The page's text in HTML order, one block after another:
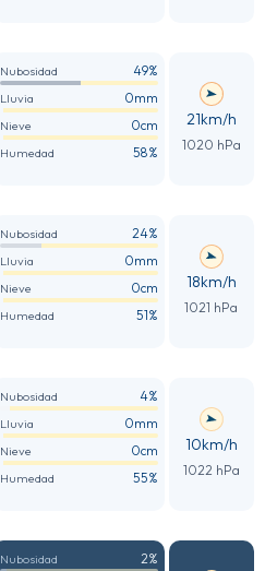
Nubosidad 49%
Lluvia 0mm
Nieve 0cm
Humedad 58%
21km/h
1020 hPa
Nubosidad 24%
Lluvia 0mm
Nieve 0cm
Humedad 51%
18km/h
1021 hPa
Nubosidad 4%
Lluvia 0mm
Nieve 0cm
Humedad 55%
10km/h
1022 hPa
Nubosidad 2%